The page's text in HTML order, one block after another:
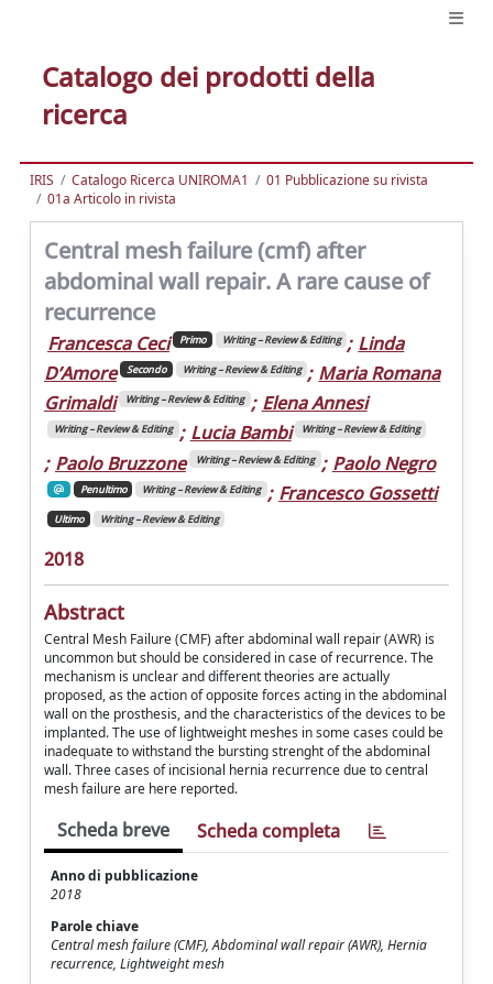
Catalogo dei prodotti della
ricerca
IRIS Catalogo Ricerca UNIROMA1
01 Pubblicazione su rivista
01a Articolo in rivista
Central mesh failure (cmf) after
abdominal wall repair. A rare cause of
recurrence
Francesca Ceci Primo Writing – Review & Editing ; Linda
D’Amore
Secondo Writing – Review & Editing ; Maria Romana
Grimaldi
Writing – Review & Editing ; Elena Annesi
Writing – Review & Editing ; Lucia Bambi Writing – Review & Editing
; Paolo Bruzzone Writing – Review & Editing ; Paolo Negro
Penultimo Writing – Review & Editing ; Francesco Gossetti
Ultimo Writing – Review & Editing
2018
Abstract
Central Mesh Failure (CMF) after abdominal wall repair (AWR) is
uncommon but should be considered in case of recurrence. The
mechanism is unclear and different theories are actually
proposed, as the action of opposite forces acting in the abdominal
wall on the prosthesis, and the characteristics of the devices to be
implanted. The use of lightweight meshes in some cases could be
inadequate to withstand the bursting strenght of the abdominal
wall. Three cases of incisional hernia recurrence due to central
mesh failure are here reported.
Scheda breve Scheda completa
Anno di pubblicazione
2018
Parole chiave
Central mesh failure (CMF), Abdominal wall repair (AWR), Hernia
recurrence, Lightweight mesh